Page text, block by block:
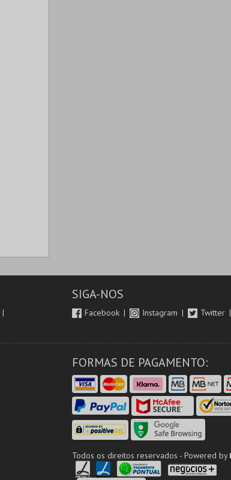
SIGA-NOS
Facebook Instagram Twitter
FORMAS DE PAGAMENTO:
Todos os direitos reservados - Powered by